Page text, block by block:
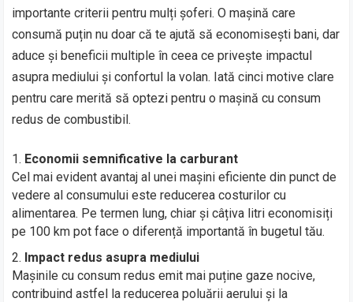
importante criterii pentru mulți șoferi. O mașină care
consumă puțin nu doar că te ajută să economisești bani, dar
aduce și beneficii multiple în ceea ce privește impactul
asupra mediului și confortul la volan. Iată cinci motive clare
pentru care merită să optezi pentru o mașină cu consum
redus de combustibil.
Economii semnificative la carburant
Cel mai evident avantaj al unei mașini eficiente din punct de
vedere al consumului este reducerea costurilor cu
alimentarea. Pe termen lung, chiar și câțiva litri economisiți
pe 100 km pot face o diferență importantă în bugetul tău.
Impact redus asupra mediului
Mașinile cu consum redus emit mai puține gaze nocive,
contribuind astfel la reducerea poluării aerului și la